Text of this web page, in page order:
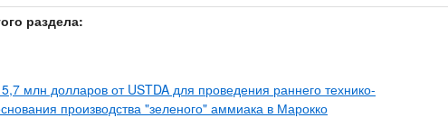
раздела:
млн долларов от USTDA для проведения раннего технико-
производства "зеленого" аммиака в Марокко